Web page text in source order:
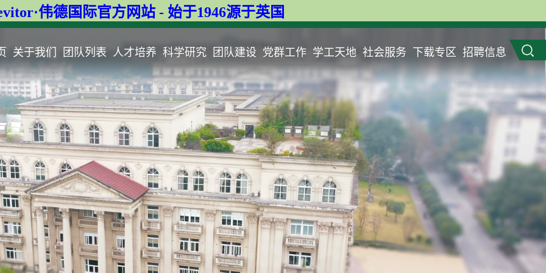
伟德国际官方网站 - 始于1946源于英国
关于我们 团队列表 人才培养 科学研究 团队建设 党群工作 学工天地 社会服务 下载专区 招聘信息